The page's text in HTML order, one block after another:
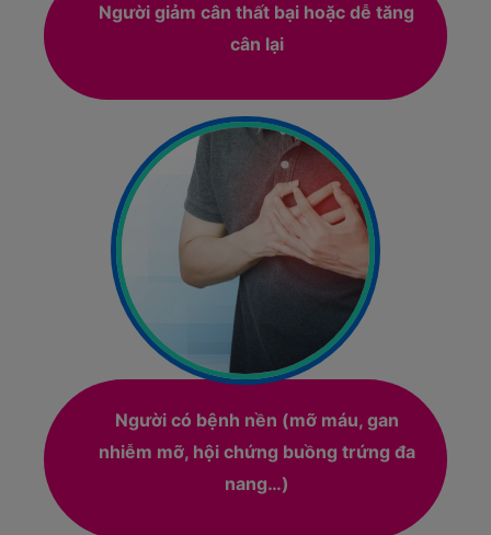
Người giảm cân thất bại hoặc dễ tăng
cân lại
Người có bệnh nền (mỡ máu, gan
nhiễm mỡ, hội chứng buồng trứng đa
nang…)